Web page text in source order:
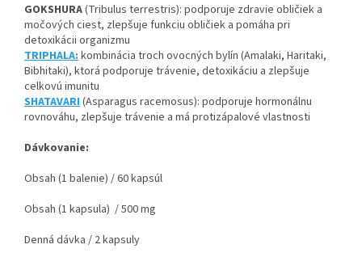
GOKSHURA(Tribulus terrestris): podporuje zdravie obličiek a
močových ciest, zlepšuje funkciu obličiek a pomáha pri
detoxikácii organizmu
TRIPHALA: kombinácia troch ovocných bylín (Amalaki, Haritaki,
Bibhitaki), ktorá podporuje trávenie, detoxikáciu a zlepšuje
celkovú imunitu
SHATAVARI (Asparagus racemosus): podporuje hormonálnu
rovnováhu, zlepšuje trávenie a má protizápalové vlastnosti
Dávkovanie:
Obsah (1 balenie) / 60 kapsúl
Obsah (1 kapsula) / 500 mg
Denná dávka / 2 kapsuly